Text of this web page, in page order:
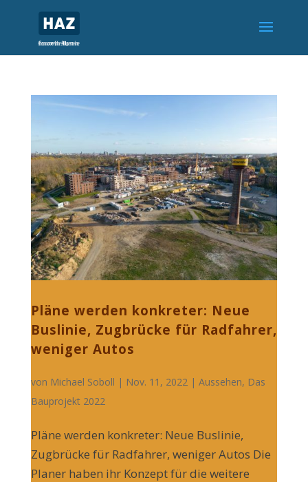
Pläne werden konkreter: Neue
Buslinie, Zugbrücke für Radfahrer,
weniger Autos
von Michael Soboll | Nov. 11, 2022 | Aussehen, Das
Bauprojekt 2022
Pläne werden konkreter: Neue Buslinie,
Zugbrücke für Radfahrer, weniger Autos Die
Planer haben ihr Konzept für die weitere